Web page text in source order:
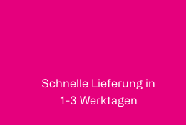
Schnelle Lieferung in
1-3 Werktagen